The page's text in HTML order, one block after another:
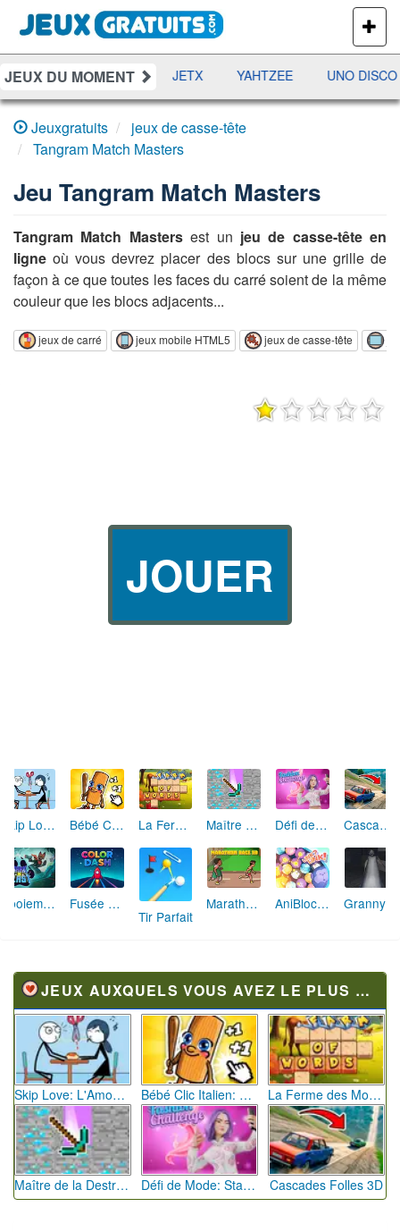
PLUS
DE
JEUX
JEUX DU MOMENT
DAMES RAMI JETX YAHTZEE UNO DISCO
Jeuxgratuits
jeux de casse-tête
Tangram Match Masters
Jeu Tangram Match Masters
Tangram Match Mastersest un jeu de casse-tête en
ligne où vous devrez placer des blocs sur une grille de
façon à ce que toutes les faces du carré soient de la même
couleur que les blocs adjacents...
jeux de carré jeux mobile HTML5 jeux de casse-tête
JOUER
Skip Love: L'Amour en Péril Bébé Clic Italien: La Folie des Petits Bambins La Ferme des Mots - Cultivez votre Vocabulaire Maître de la Destruction: Fusion de Pioches Défi de Mode: Star du Podium Cascades Folles 3D
Aboiement Stellaire : Aventure Canine Fusée Chromatique: La Course des Couleurs
Tir Parfait
Marathon Champion io AniBlocos: Connecte les Animaux Mignons!
JEUX AUXQUELS VOUS AVEZ LE PLUS JOUÉ
Skip Love: L'Amour en Péril Bébé Clic Italien: La Folie des Petits Bambins La Ferme des Mots - Cultivez votre Vocabulaire
Maître de la Destruction: Fusion de Pioches Défi de Mode: Star du Podium Cascades Folles 3D